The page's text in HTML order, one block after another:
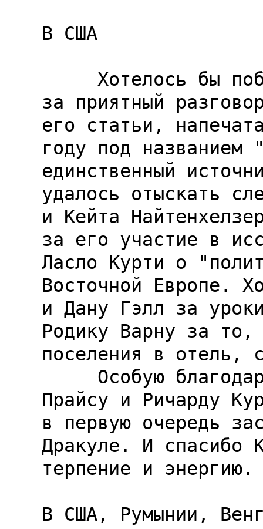
В США
за приятный
его статьи,
году под названием
единственный
удалось отыскать
и Кейта
за его участие в
Ласло Курти о
Восточной Европе.
и Дану Гэлл за
Родику Варну за то,
поселения в отель,
Прайсу и Ричарду
в первую очередь
Дракуле. И спасибо
терпение и энергию.
В США, Румынии,